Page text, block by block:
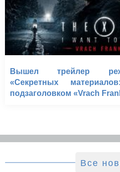
Вышел трейлер
«Секретных
подзаголовком «Vrach
Все